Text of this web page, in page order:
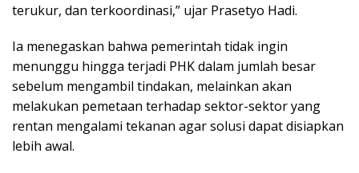
terukur, dan terkoordinasi,” ujar Prasetyo Hadi.
Ia menegaskan bahwa pemerintah tidak ingin
menunggu hingga terjadi PHK dalam jumlah besar
sebelum mengambil tindakan, melainkan akan
melakukan pemetaan terhadap sektor-sektor yang
rentan mengalami tekanan agar solusi dapat disiapkan
lebih awal.